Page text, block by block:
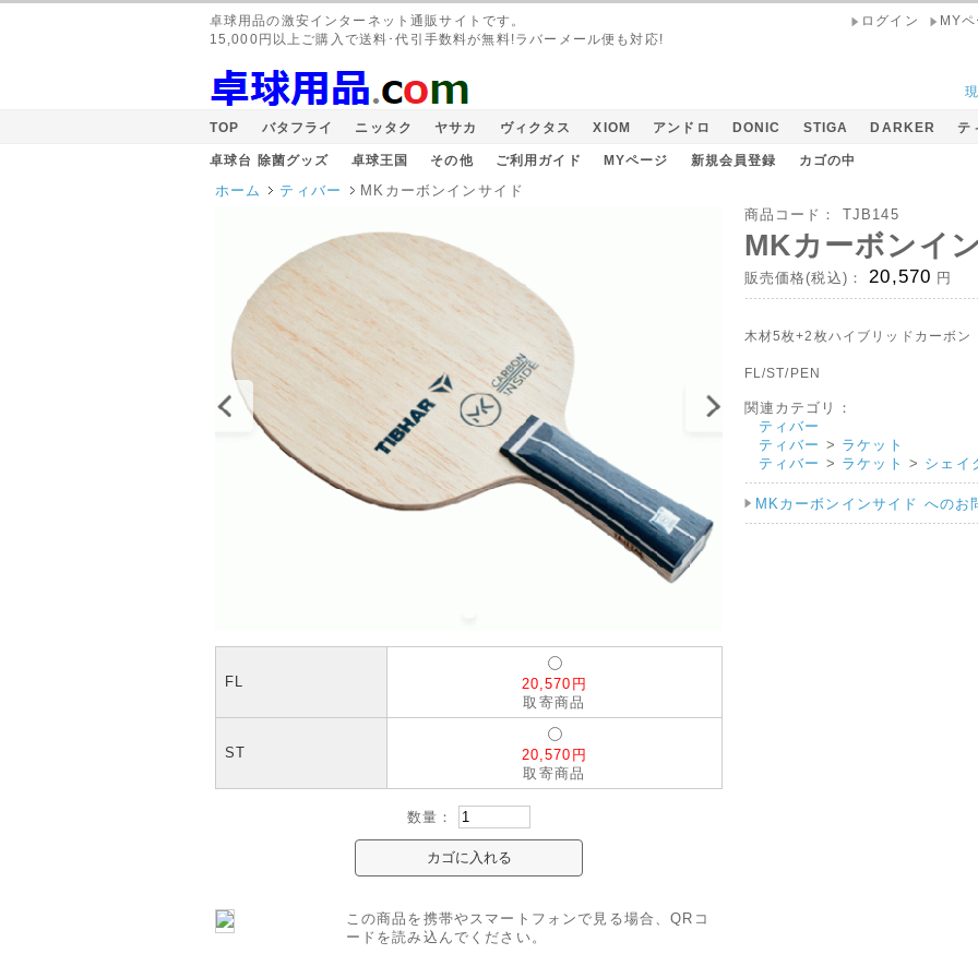
卓球用品の激安インターネット通販サイトです。
15,000円以上ご購入で送料･代引手数料が無料!ラバーメール便も対応!
ログイン MYペ
TOP バタフライ ニッタク ヤサカ ヴィクタス XIOM アンドロ DONIC STIGA DARKER テ
卓球台 除菌グッズ 卓球王国 その他 ご利用ガイド MYページ 新規会員登録 カゴの中
ホーム ティバー MKカーボンインサイド
FL
20,570円
取寄商品
ST
20,570円
取寄商品
数量：
この商品を携帯やスマートフォンで見る場合、QRコ
ードを読み込んでください。
商品コード： TJB145
MKカーボンイ
販売価格(税込)： 20,570 円
木材5枚+2枚ハイブリッドカーボン
FL/ST/PEN
関連カテゴリ：
ティバー
ティバー > ラケット
ティバー > ラケット > シェイ
MKカーボンインサイド へのお